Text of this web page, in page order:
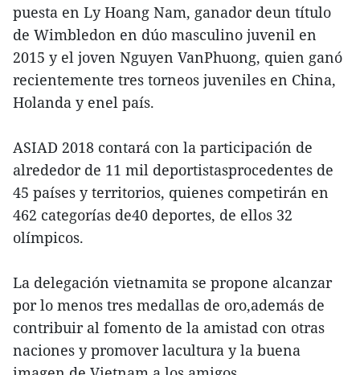
puesta en Ly Hoang Nam, ganador deun título
de Wimbledon en dúo masculino juvenil en
2015 y el joven Nguyen VanPhuong, quien ganó
recientemente tres torneos juveniles en China,
Holanda y enel país.
ASIAD 2018 contará con la participación de
alrededor de 11 mil deportistasprocedentes de
45 países y territorios, quienes competirán en
462 categorías de40 deportes, de ellos 32
olímpicos.
La delegación vietnamita se propone alcanzar
por lo menos tres medallas de oro,además de
contribuir al fomento de la amistad con otras
naciones y promover lacultura y la buena